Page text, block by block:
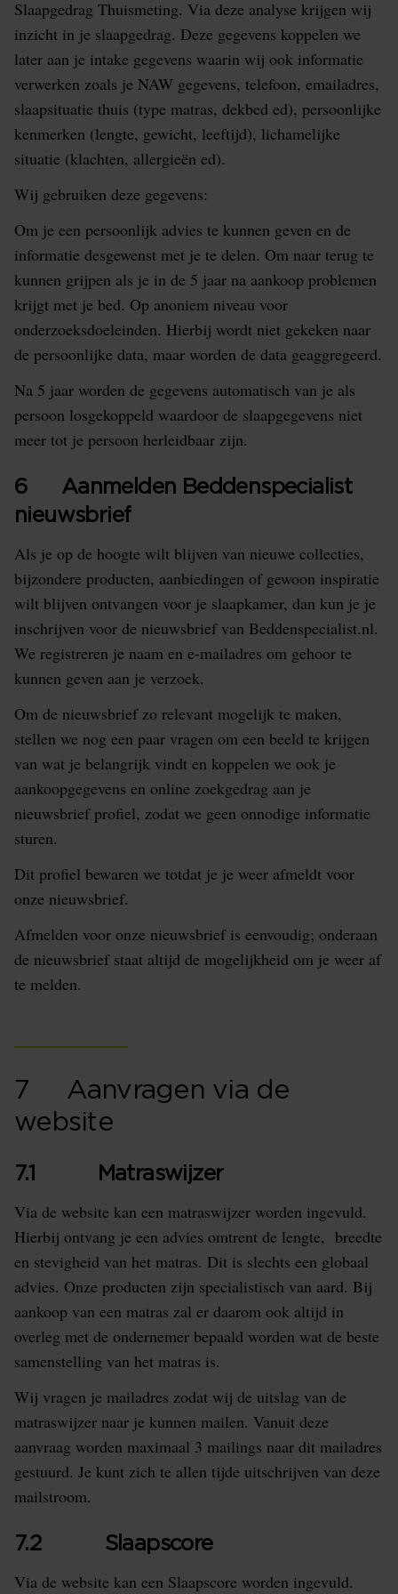
Slaapgedrag Thuismeting. Via deze analyse krijgen wij
inzicht in je slaapgedrag. Deze gegevens koppelen we
later aan je intake gegevens waarin wij ook informatie
verwerken zoals je NAW gegevens, telefoon, emailadres,
slaapsituatie thuis (type matras, dekbed ed), persoonlijke
kenmerken (lengte, gewicht, leeftijd), lichamelijke
situatie (klachten, allergieën ed).
Wij gebruiken deze gegevens:
Om je een persoonlijk advies te kunnen geven en de
informatie desgewenst met je te delen. Om naar terug te
kunnen grijpen als je in de 5 jaar na aankoop problemen
krijgt met je bed. Op anoniem niveau voor
onderzoeksdoeleinden. Hierbij wordt niet gekeken naar
de persoonlijke data, maar worden de data geaggregeerd.
Na 5 jaar worden de gegevens automatisch van je als
persoon losgekoppeld waardoor de slaapgegevens niet
meer tot je persoon herleidbaar zijn.
6 Aanmelden Beddenspecialist
nieuwsbrief
Als je op de hoogte wilt blijven van nieuwe collecties,
bijzondere producten, aanbiedingen of gewoon inspiratie
wilt blijven ontvangen voor je slaapkamer, dan kun je je
inschrijven voor de nieuwsbrief van Beddenspecialist.nl.
We registreren je naam en e-mailadres om gehoor te
kunnen geven aan je verzoek.
Om de nieuwsbrief zo relevant mogelijk te maken,
stellen we nog een paar vragen om een beeld te krijgen
van wat je belangrijk vindt en koppelen we ook je
aankoopgegevens en online zoekgedrag aan je
nieuwsbrief profiel, zodat we geen onnodige informatie
sturen.
Dit profiel bewaren we totdat je je weer afmeldt voor
onze nieuwsbrief.
Afmelden voor onze nieuwsbrief is eenvoudig; onderaan
de nieuwsbrief staat altijd de mogelijkheid om je weer af
te melden.
7 Aanvragen via de
website
7.1 Matraswijzer
Via de website kan een matraswijzer worden ingevuld.
Hierbij ontvang je een advies omtrent de lengte, breedte
en stevigheid van het matras. Dit is slechts een globaal
advies. Onze producten zijn specialistisch van aard. Bij
aankoop van een matras zal er daarom ook altijd in
overleg met de ondernemer bepaald worden wat de beste
samenstelling van het matras is.
Wij vragen je mailadres zodat wij de uitslag van de
matraswijzer naar je kunnen mailen. Vanuit deze
aanvraag worden maximaal 3 mailings naar dit mailadres
gestuurd. Je kunt zich te allen tijde uitschrijven van deze
mailstroom.
7.2 Slaapscore
Via de website kan een Slaapscore worden ingevuld.